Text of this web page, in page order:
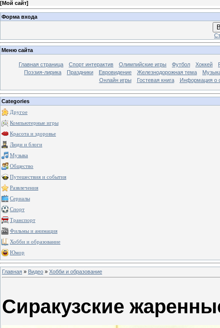
[Мой сайт]
Форма входа
Меню сайта
Главная страница Спорт интерактив Олимпийские игры Футбол Хоккей
Поэзия-лирика
Праздники Евровидение Железнодорожная тема
Онлайн игры
Гостевая книга Информация о
Categories
Другое
Компьютерные игры
Красота и здоровье
Люди и блоги
Музыка
Общество
Путешествия и события
Развлечения
Сериалы
Спорт
Транспорт
Фильмы и анимация
Хобби и образование
Юмор
Главная » Видео » Хобби и образование
Сиракузские